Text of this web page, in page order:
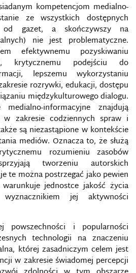
kompetencjom medialno-
ze wszystkich dostępnych
od gazet, a skończywszy na
nie jest problematyczne.
efektywnemu pozyskiwaniu
krytycznemu podejściu do
lepszemu wykorzystaniu
rozrywki, edukacji, dostępu
międzykulturowego dialogu.
medialno-informacyjne znajdują
w zakresie codziennych spraw i
są niezastąpione w kontekście
mediów. Oznacza to, że służą
rozumieniu zasobów
tworzeniu autorskich
te można postrzegać jako pewien
jednostce jakość życia
jej aktywności
powszechności i popularności
technologii na znaczeniu
której zasadniczym celem jest
w zakresie świadomej percepcji
RODZINY W
INTERNETU
INFORMACJI
UE